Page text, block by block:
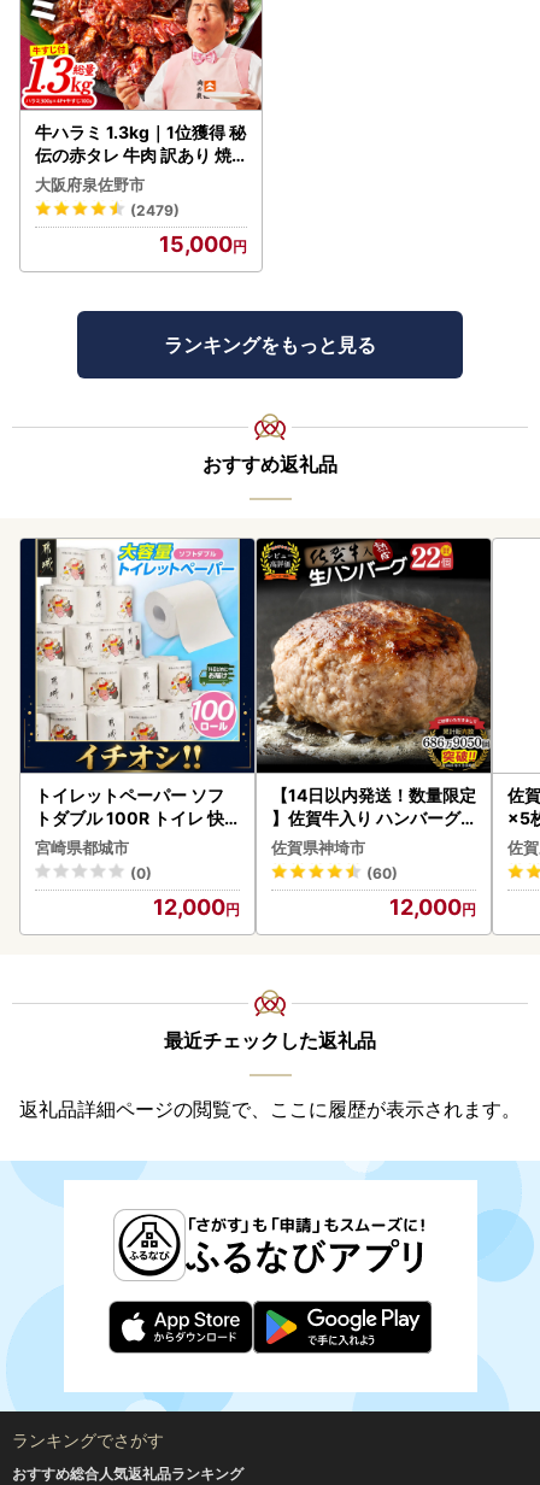
牛ハラミ 1.3kg｜1位獲得 秘
伝の赤タレ 牛肉 訳あり 焼
肉 BBQ
大阪府泉佐野市
(2479)
15,000
ランキングをもっと見る
おすすめ返礼品
トイレットペーパー ソフ
トダブル 100R トイレ 快
速〔12-I5-TP100-R〕
宮崎県都城市
(0)
12,000
【14日以内発送！数量限定
】佐賀牛入り ハンバーグ 2
2個 2.6kg(120g×22個)(H
083106)
佐賀県神埼市
(60)
12,000
佐
×5
佐
最近チェックした返礼品
返礼品詳細ページの閲覧で、ここに履歴が表示されます。
ランキングでさがす
おすすめ総合人気返礼品ランキング